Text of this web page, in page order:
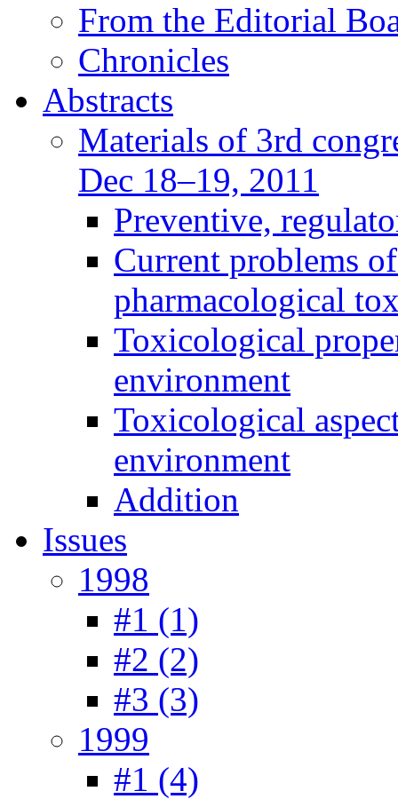
From the Editorial
Chronicles
Abstracts
Materials of 3rd
Dec 18–19, 2011
Preventive,
Current problems
pharmacological
Toxicological
environment
Toxicological
environment
Addition
Issues
1998
#1 (1)
#2 (2)
#3 (3)
1999
#1 (4)